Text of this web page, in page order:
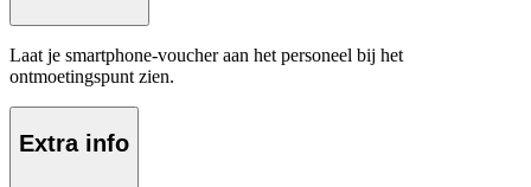
Laat je smartphone-voucher aan het personeel bij het
ontmoetingspunt zien.
Extra info